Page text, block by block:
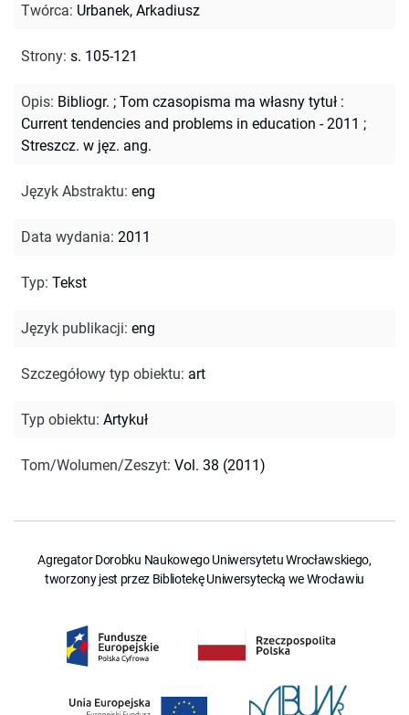
Twórca: Urbanek, Arkadiusz
Strony: s. 105-121
Opis: Bibliogr. ; Tom czasopisma ma własny tytuł :
Current tendencies and problems in education - 2011 ;
Streszcz. w jęz. ang.
Język Abstraktu: eng
Data wydania: 2011
Typ: Tekst
Język publikacji: eng
Szczegółowy typ obiektu: art
Typ obiektu: Artykuł
Tom/Wolumen/Zeszyt: Vol. 38 (2011)
Agregator Dorobku Naukowego Uniwersytetu Wrocławskiego,
tworzony jest przez Bibliotekę Uniwersytecką we Wrocławiu